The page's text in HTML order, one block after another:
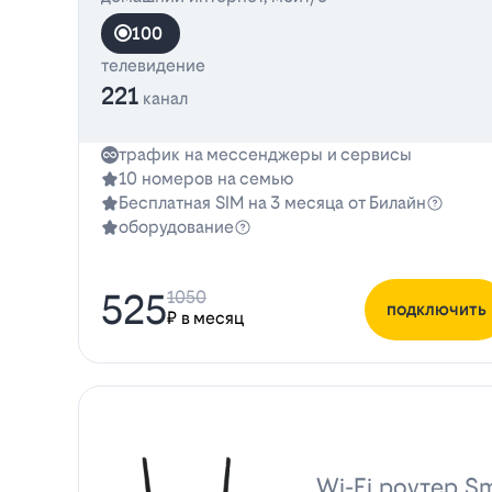
100
телевидение
221 канал
трафик на мессенджеры и сервисы
10 номеров на семью
Бесплатная SIM на 3 месяца от Билайн
оборудование
525₽ в месяц
1050
подключить